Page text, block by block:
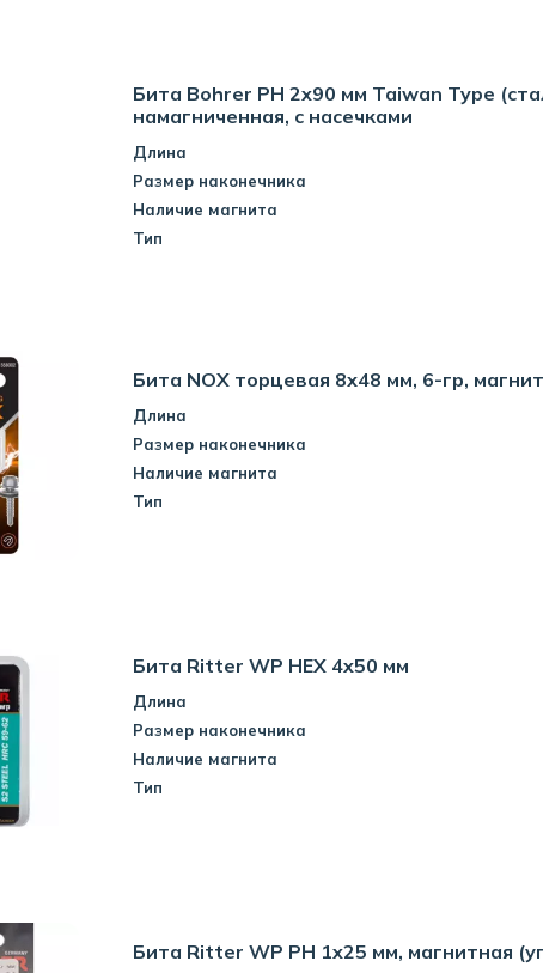
Бита Bohrer PH 2x90 мм Taiwan Type
намагниченная, с насечками
Длина
Размер наконечника
Наличие магнита
Тип
Бита NOX торцевая 8х48 мм, 6-гр, магнит
Длина
Размер наконечника
Наличие магнита
Тип
Бита Ritter WP HEX 4x50 мм
Длина
Размер наконечника
Наличие магнита
Тип
Бита Ritter WP PH 1x25 мм, магнитная